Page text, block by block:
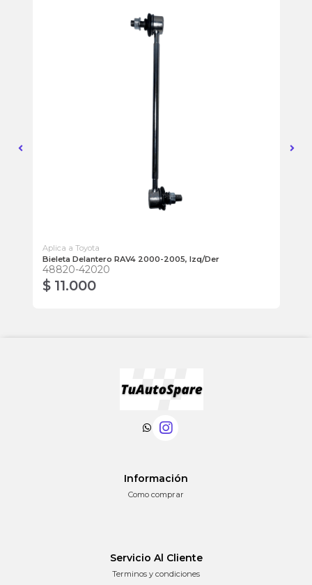
Aplica a Toyota
Bieleta Delantero RAV4 2000-2005, Izq/Der
48820-42020
$ 11.000
Información
Como comprar
Servicio Al Cliente
Terminos y condiciones